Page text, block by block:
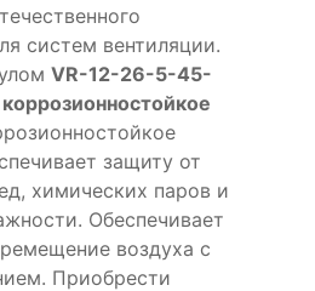
систем вентиляции.
VR-12-26-5-45-
коррозионностойкое
защиту от
химических паров и
Обеспечивает
воздуха с
Приобрести